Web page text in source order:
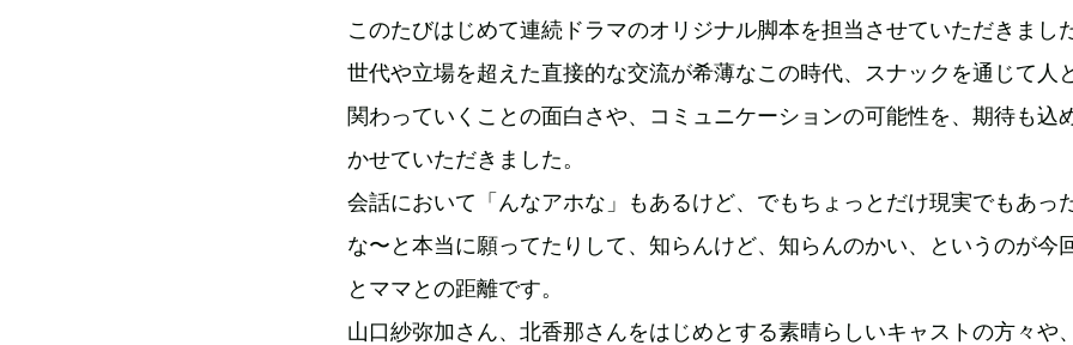
このたびはじめて連続ドラマのオリジナル脚本を担当させていただきました
世代や立場を超えた直接的な交流が希薄なこの時代、スナックを通じて人
関わっていくことの面白さや、コミュニケーションの可能性を、期待も込
かせていただきました。
会話において「んなアホな」もあるけど、でもちょっとだけ現実でもあっ
な〜と本当に願ってたりして、知らんけど、知らんのかい、というのが今
とママとの距離です。
山口紗弥加さん、北香那さんをはじめとする素晴らしいキャストの方々や